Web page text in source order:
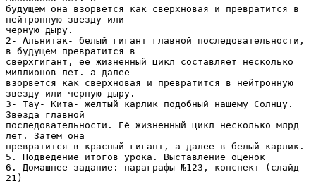
будущем она взорвется как сверхновая и превратится в
нейтронную звезду или
черную дыру.
2- Альнитак- белый гигант главной последовательности,
в будущем превратится в
сверхгигант, ее жизненный цикл составляет несколько
миллионов лет. а далее
взорвется как сверхновая и превратится в нейтронную
звезду или черную дыру.
3- Тау- Кита- желтый карлик подобный нашему Солнцу.
Звезда главной
последовательности. Её жизненный цикл несколько млрд
лет. Затем она
превратится в красный гигант, а далее в белый карлик.
5. Подведение итогов урока. Выставление оценок
6. Домашнее задание: параграфы №123, конспект (слайд
21)